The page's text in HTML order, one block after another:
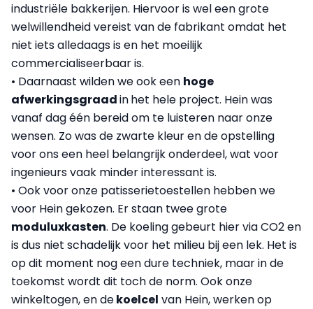
industriële bakkerijen. Hiervoor is wel een grote
welwillendheid vereist van de fabrikant omdat het
niet iets alledaags is en het moeilijk
commercialiseerbaar is.
• Daarnaast wilden we ook een hoge
afwerkingsgraadinhet hele project. Hein was
vanaf dag één bereid om te luisteren naar onze
wensen. Zo was de zwarte kleur en de opstelling
voor ons een heel belangrijk onderdeel, wat voor
ingenieurs vaak minder interessant is.
• Ook voor onze patisserietoestellen hebben we
voor Hein gekozen. Er staan twee grote
moduluxkasten. De koeling gebeurt hier via CO2 en
is dus niet schadelijk voor het milieu bij een lek. Het is
op dit moment nog een dure techniek, maar in de
toekomst wordt dit toch de norm. Ook onze
winkeltogen, en dekoelcel van Hein, werken op